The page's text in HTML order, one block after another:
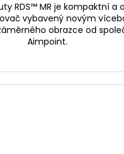
RDS™ MR je kompaktní a
vybavený novým
obrazce od
Aimpoint.